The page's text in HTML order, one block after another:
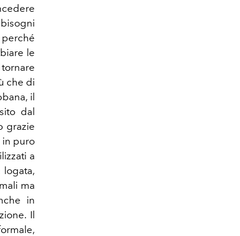
le
che di
il
dal
grazie
in puro
a
ma
in
Il